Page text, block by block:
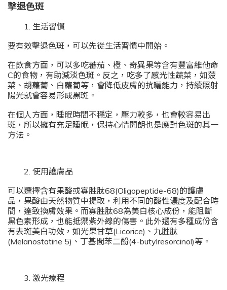
擊退色斑
1. 生活習慣
要有效擊退色斑，可以先從生活習慣中開始。
在飲食方面，可以多吃蕃茄、橙、奇異果等含有豐富維他命
C的食物，有助減淡色斑。反之，吃多了感光性蔬菜，如菠
菜、胡蘿蔔、白蘿蔔等，會降低皮膚的抗曬能力，持續照射
陽光就會容易形成黑斑。
在個人方面，睡眠時間不穩定，壓力較多，也會較容易出
斑，所以擁有充足睡眠，保持心情開朗也是應對色斑的其一
方法。
2. 使用護膚品
可以選擇含有果酸或寡胜肽68(Oligopeptide-68)的護膚
品，果酸由天然物質中提取，利用不同的酸性濃度及配合時
間，達致換膚效果。而寡胜肽68為美白核心成份，能阻斷
黑色素形成，也能抵禦紫外線的傷害。此外還有多種成份含
有去斑美白功效，如光果甘草(Licorice)、九胜肽
(Melanostatine 5)、丁基間苯二酚(4-butylresorcinol)等。
3. 激光療程